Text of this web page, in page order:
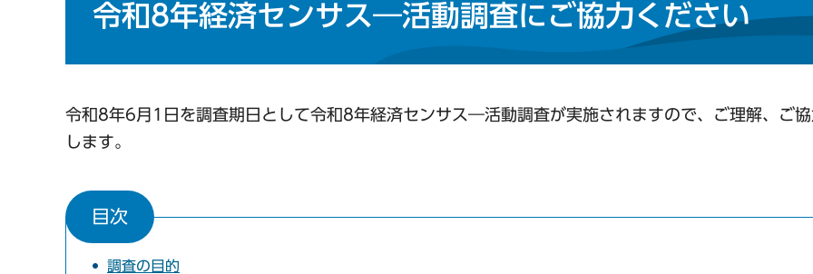
令和8年経済センサス―活動調査にご協力ください
令和8年6月1日を調査期日として令和8年経済センサス―活動調査が実施されますので、ご理解、ご
します。
目次
調査の目的